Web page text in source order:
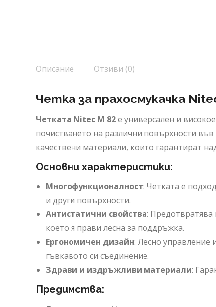
Описание
Отзиви (0)
Четка за прахосмукачка
Четката Nitec M 82е универсален и
почистването на различни повърхности
качествени материали, които гарантират
Основни характеристики:
Многофункционалност: Четката е
и други повърхности.
Антистатични свойства: Предотвратява
което я прави лесна за поддръжка.
Ергономичен дизайн: Лесно управление
гъвкавото си съединение.
Здрави и издръжливи материали:
Предимства: